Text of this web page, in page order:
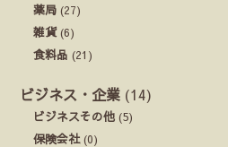
薬局 (27)
雑貨(6)
食料品 (21)
ビジネス・企業 (14)
ビジネスその他 (5)
保険会社(0)